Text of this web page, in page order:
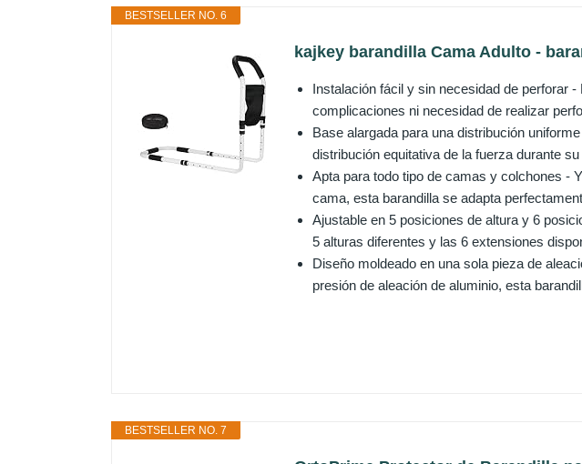
BESTSELLER NO. 6
kajkey barandilla Cama Adulto -
Instalación fácil y sin necesidad de perforar
complicaciones ni necesidad de realizar
Base alargada para una distribución
distribución equitativa de la fuerza durante
Apta para todo tipo de camas y colchones -
cama, esta barandilla se adapta
Ajustable en 5 posiciones de altura y 6
5 alturas diferentes y las 6 extensiones
Diseño moldeado en una sola pieza de
presión de aleación de aluminio, esta
BESTSELLER NO. 7